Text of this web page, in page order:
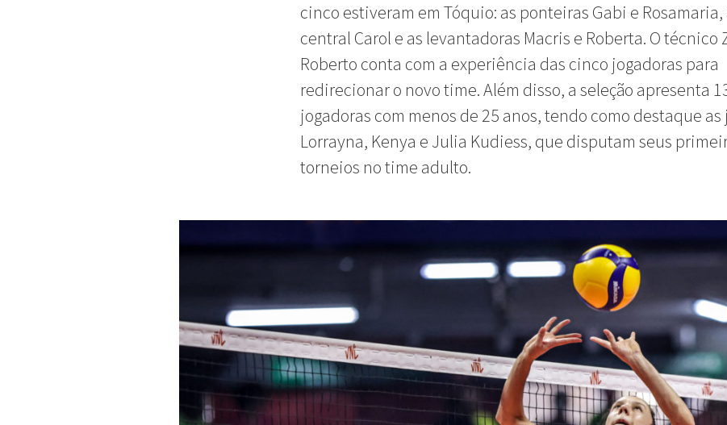
cinco estiveram em Tóquio: as ponteiras Gabi e Rosamaria,
central Carol e as levantadoras Macris e Roberta. O técnico
Roberto conta com a experiência das cinco jogadoras para
redirecionar o novo time. Além disso, a seleção apresenta
jogadoras com menos de 25 anos, tendo como destaque as
Lorrayna, Kenya e Julia Kudiess, que disputam seus
torneios no time adulto.